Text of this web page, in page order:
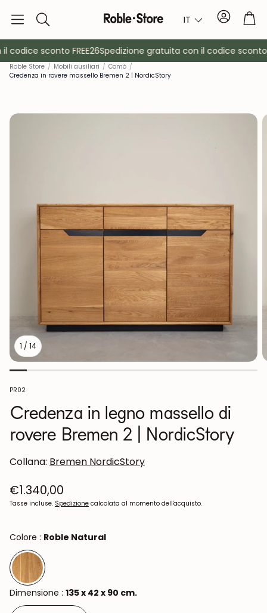
Ricerca IT Conto
Armadietti
Appendiabiti Mobili
sconto FREE26Spedizione gratuita con il codice sconto
Roble Store / Mobili ausiliari / Comò /
Credenza in rovere massello Bremen 2 | NordicStory
1 / 14
SKU:
PR02
Credenza in legno massello di
rovere Bremen 2 | NordicStory
Collana: Bremen NordicStory
Prezzo
normale
€1.340,00
Tasse incluse. Spedizione calcolata al momento dell'acquisto.
Colore : Roble Natural
Dimensione : 135 x 42 x 90 cm.